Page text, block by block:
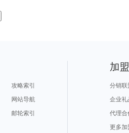
攻略索引
网站导航
邮轮索引
加
分销联
企业礼
代理合
更多加